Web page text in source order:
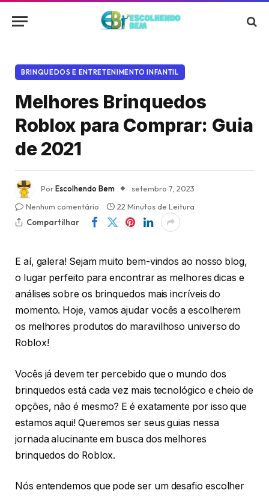
BRINQUEDOS E ENTRETENIMENTO INFANTIL
Melhores Brinquedos
Roblox para Comprar: Guia
de 2021
PorEscolhendo Bem
setembro 7, 2023
Nenhum comentário
22 Minutos de Leitura
Compartilhar
E aí, galera! Sejam muito bem-vindos ao nosso blog,
o lugar perfeito para encontrar as melhores dicas e
análises sobre os brinquedos mais incríveis do
momento. Hoje, vamos ajudar vocês a escolherem
os melhores produtos do maravilhoso universo do
Roblox!
Vocês já devem ter percebido que o mundo dos
brinquedos está cada vez mais tecnológico e cheio de
opções, não é mesmo? E é exatamente por isso que
estamos aqui! Queremos ser seus guias nessa
jornada alucinante em busca dos melhores
brinquedos do Roblox.
Nós entendemos que pode ser um desafio escolher